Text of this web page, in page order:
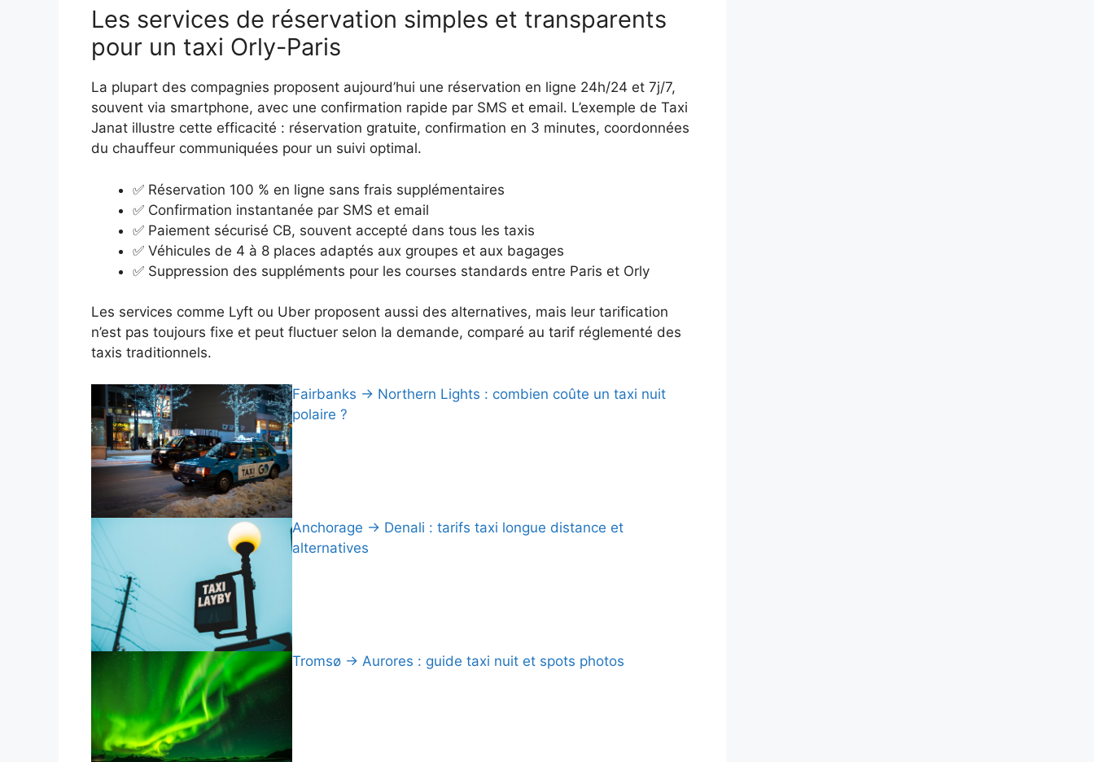
Les services de réservation simples et transparents
pour un taxi Orly-Paris
La plupart des compagnies proposent aujourd’hui une réservation en ligne 24h/24 et 7j/7,
souvent via smartphone, avec une confirmation rapide par SMS et email. L’exemple de Taxi
Janat illustre cette efficacité : réservation gratuite, confirmation en 3 minutes, coordonnées
du chauffeur communiquées pour un suivi optimal.
✅ Réservation 100 % en ligne sans frais supplémentaires
✅ Confirmation instantanée par SMS et email
✅ Paiement sécurisé CB, souvent accepté dans tous les taxis
✅ Véhicules de 4 à 8 places adaptés aux groupes et aux bagages
✅ Suppression des suppléments pour les courses standards entre Paris et Orly
Les services comme Lyft ou Uber proposent aussi des alternatives, mais leur tarification
n’est pas toujours fixe et peut fluctuer selon la demande, comparé au tarif réglementé des
taxis traditionnels.
Fairbanks → Northern Lights : combien coûte un taxi nuit
polaire ?
Anchorage → Denali : tarifs taxi longue distance et
alternatives
Tromsø → Aurores : guide taxi nuit et spots photos